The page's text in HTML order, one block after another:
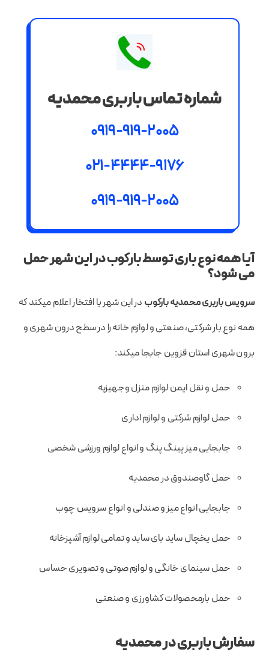
شماره تماس باربری محمدیه
0919-919-2005
021-4444-9176
0919-919-2005
آیا همه نوع باری توسط بارکوب در این شهر حمل
می شود؟
سرویسباربری محمدیهبارکوب در این شهر با افتخار اعلام میکند که
همه نوع بار شرکتی، صنعتی و لوازم خانه را در سطح درون شهری و
برون شهری استان قزوین جابجا میکند:
حمل و نقل ایمن لوازم منزل وجهیزیه
حمل لوازم شرکتی و لوازم اداری
جابجایی میز پینگ پنگ و انواع لوازم ورزشی شخصی
حمل گاوصندوق در محمدیه
جابجایی انواع میز و صندلی و انواع سرویس چوب
حمل یخچال ساید بای ساید و تمامی لوازم آشپزخانه
حمل سینمای خانگی و لوازم صوتی و تصویری حساس
حمل بارمحصولات کشاورزی و صنعتی
سفارش باربری درمحمدیه